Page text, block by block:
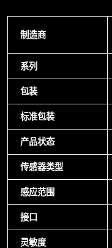
制造商
系列
包装
标准包装
产品状态
传感器类型
感应范围
接口
灵敏度